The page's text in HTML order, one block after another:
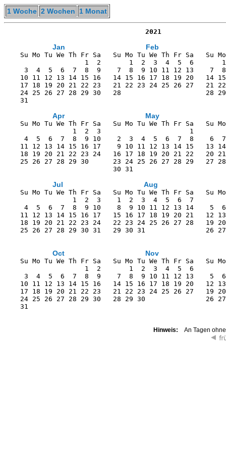
1 Woche 2 Wochen 1 Monat
                                   2021
Jan Feb
Su Mo Tu We Th Fr Sa   Su Mo Tu We Th Fr Sa   Su
1  2       1  2  3  4  5  6
3  4  5  6  7  8  9    7  8  9 10 11 12 13    7
10 11 12 13 14 15 16   14 15 16 17 18 19 20   14
17 18 19 20 21 22 23   21 22 23 24 25 26 27   21
24 25 26 27 28 29 30   28
Apr May
Su Mo Tu We Th Fr Sa   Su Mo Tu We Th Fr Sa   Su
1  2  3                      1
4  5  6  7  8  9 10    2  3  4  5  6  7  8    6
11 12 13 14 15 16 17    9 10 11 12 13 14 15   13
18 19 20 21 22 23 24   16 17 18 19 20 21 22   20
25 26 27 28 29 30      23 24 25 26 27 28 29
Jul Aug
Su Mo Tu We Th Fr Sa   Su Mo Tu We Th Fr Sa   Su
1  2  3    1  2  3  4  5  6  7
4  5  6  7  8  9 10    8  9 10 11 12 13 14    5
11 12 13 14 15 16 17   15 16 17 18 19 20 21   12
18 19 20 21 22 23 24   22 23 24 25 26 27 28   19
25 26 27 28 29 30 31   29 30 31
Oct Nov
Su Mo Tu We Th Fr Sa   Su Mo Tu We Th Fr Sa   Su
1  2       1  2  3  4  5  6
3  4  5  6  7  8  9    7  8  9 10 11 12 13    5
10 11 12 13 14 15 16   14 15 16 17 18 19 20   12
17 18 19 20 21 22 23   21 22 23 24 25 26 27   19
24 25 26 27 28 29 30   28 29 30               26
Hinweis: An Tagen